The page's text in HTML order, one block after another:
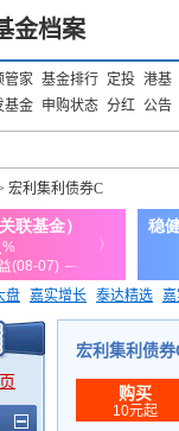
金档案
管家 基金排行 定投 港基
基金 申购状态 分红 公告
宏利集利债券C
盘 嘉实增长 泰达精选
价值ETF
宏利集利债
购买
10元起